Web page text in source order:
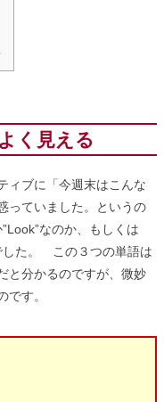
く見える
ィブに「今週末はこんな
っていました。というの
なのか、もしくは
した。 この３つの単語は
と分かるのですが、微妙
です。